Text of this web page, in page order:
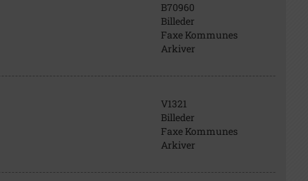
B70960
Billeder
Faxe Kommunes
Arkiver
V1321
Billeder
Faxe Kommunes
Arkiver